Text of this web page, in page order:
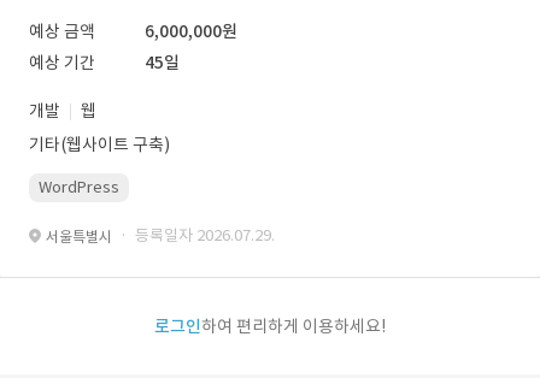
예상 금액
6,000,000원
예상 기간
45일
개발
웹
기타(웹사이트 구축)
WordPress
서울특별시 · 등록일자 2026.07.29.
로그인하여 편리하게 이용하세요!